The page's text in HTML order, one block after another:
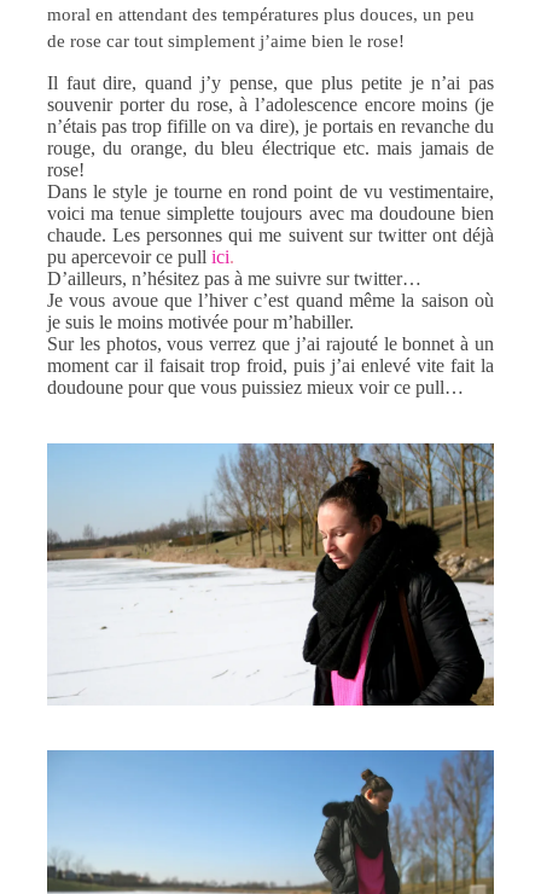
moral en attendant des températures plus douces, un peu
de rose car tout simplement j’aime bien le rose!
Il faut dire, quand j’y pense, que plus petite je n’ai pas
souvenir porter du rose, à l’adolescence encore moins (je
n’étais pas trop fifille on va dire), je portais en revanche du
rouge, du orange, du bleu électrique etc. mais jamais de
rose!
Dans le style je tourne en rond point de vu vestimentaire,
voici ma tenue simplette toujours avec ma doudoune bien
chaude. Les personnes qui me suivent sur twitter ont déjà
pu apercevoir ce pull ici.
D’ailleurs, n’hésitez pas à me suivre sur twitter…
Je vous avoue que l’hiver c’est quand même la saison où
je suis le moins motivée pour m’habiller.
Sur les photos, vous verrez que j’ai rajouté le bonnet à un
moment car il faisait trop froid, puis j’ai enlevé vite fait la
doudoune pour que vous puissiez mieux voir ce pull…